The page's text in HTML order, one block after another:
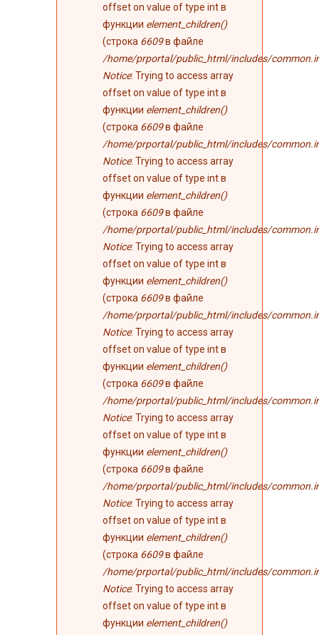
offset on value of type int в
функции element_children()
(строка 6609в файле
/home/prportal/public_html/includes/
Notice: Trying to access array
offset on value of type int в
функции element_children()
(строка 6609в файле
/home/prportal/public_html/includes/
Notice: Trying to access array
offset on value of type int в
функции element_children()
(строка 6609в файле
/home/prportal/public_html/includes/
Notice: Trying to access array
offset on value of type int в
функции element_children()
(строка 6609в файле
/home/prportal/public_html/includes/
Notice: Trying to access array
offset on value of type int в
функции element_children()
(строка 6609в файле
/home/prportal/public_html/includes/
Notice: Trying to access array
offset on value of type int в
функции element_children()
(строка 6609в файле
/home/prportal/public_html/includes/
Notice: Trying to access array
offset on value of type int в
функции element_children()
(строка 6609в файле
/home/prportal/public_html/includes/
Notice: Trying to access array
offset on value of type int в
функции element_children()